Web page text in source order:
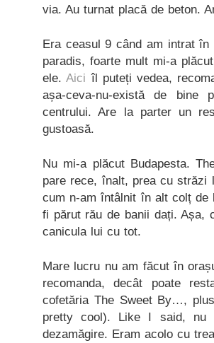
via. Au turnat placă de beton.
Era ceasul 9 când am intrat
paradis, foarte mult mi-a
ele.Aici îl puteți vedea,
așa-ceva-nu-există de
centrului. Are la parter un
gustoasă.
Nu mi-a plăcut Budapesta.
pare rece, înalt, prea cu străzi
cum n-am întâlnit în alt colț de
fi părut rău de banii dați. Așa,
canicula lui cu tot.
Mare lucru nu am făcut în
recomanda, decât poate
cofetăria The Sweet By…,
pretty cool). Like I said, nu
dezamăgire. Eram acolo cu